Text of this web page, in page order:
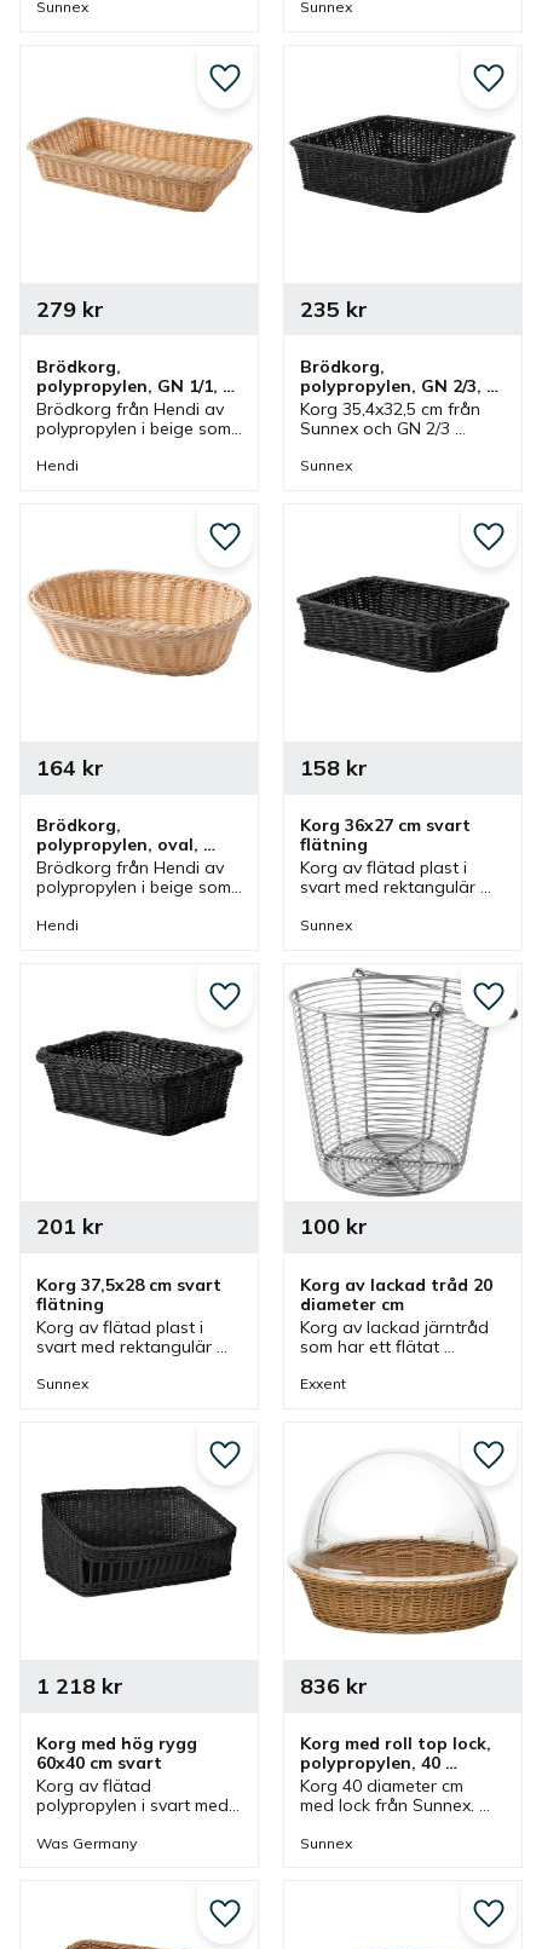
brunt. En korg som ingår
Sunnex
svart. En korg som ingår i
Sunnex
Brödkorg,
polypropylen, GN 1/1,
53x32x9 cm, beige
Brödkorg från Hendi av
polypropylen i beige som
53x32x9 cm. Korgen
279kr
Hendi
Lägg till i favoriter
Brödkorg,
polypropylen, GN 2/3,
35,4x32,5 cm, svart
Korg 35,4x32,5 cm från
Sunnex och GN 2/3
svart. En korg som ingår i
235 kr
Sunnex
Lägg
Brödkorg,
polypropylen, oval,
38x27x9 cm, beige
Brödkorg från Hendi av
polypropylen i beige som
Korgen ingår i en serie
164 kr
Hendi
Lägg till i favoriter
Korg 36x27 cm svart
flätning
Korg av flätad plast i
svart med rektangulär
som brödkorg och
bufféer i café eller
restaurang.
158kr
Sunnex
Lägg
Korg 37,5x28 cm svart
flätning
Korg av flätad plast i
svart med rektangulär
som brödkorg och
201 kr
Sunnex
Lägg till i favoriter
Korg av lackad tråd 20
diameter cm
Korg av lackad järntråd
som har ett flätat
passar bra vid
100kr
Exxent
Lägg
Korg med hög rygg
60x40 cm svart
Korg av flätad
polypropylen i svart med
användas som brödkorg
1 218kr
Was Germany
Lägg till i favoriter
Korg med roll top lock,
polypropylen, 40
diameter cm, brun
Korg 40 diameter cm
med lock från Sunnex.
polypropylen i brunt. En
836kr
Sunnex
Lägg
Lägg till i favoriter Lägg